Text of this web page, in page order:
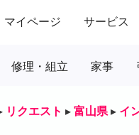
マイページ サービス
修理・組立 家事
リクエスト ▸ 富山県 ▸ イ